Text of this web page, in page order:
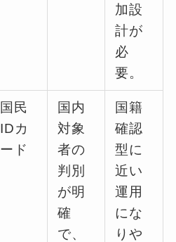
加設
計が
必
要。
国民
IDカ
ード
国内
対象
者の
判別
が明
確
で、
国籍
確認
型に
近い
運用
にな
りや